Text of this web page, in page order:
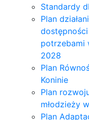
Standardy
Plan
potrzebami
2028
Plan
Koninie
Plan
młodzieży
Plan